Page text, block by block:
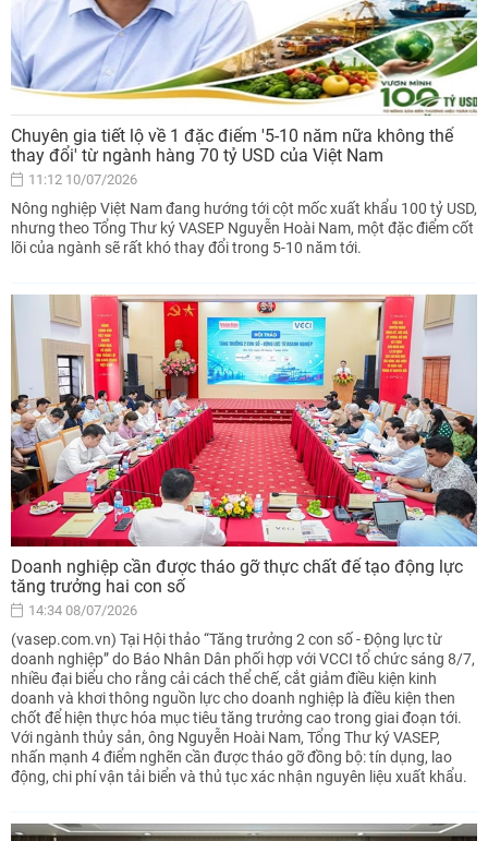
Chuyên gia tiết lộ về 1 đặc điểm '5-10 năm nữa không thể
thay đổi' từ ngành hàng 70 tỷ USD của Việt Nam
11:12 10/07/2026
Nông nghiệp Việt Nam đang hướng tới cột mốc xuất khẩu 100 tỷ USD,
nhưng theo Tổng Thư ký VASEP Nguyễn Hoài Nam, một đặc điểm cốt
lõi của ngành sẽ rất khó thay đổi trong 5-10 năm tới.
Doanh nghiệp cần được tháo gỡ thực chất để tạo động lực
tăng trưởng hai con số
14:34 08/07/2026
(vasep.com.vn) Tại Hội thảo “Tăng trưởng 2 con số - Động lực từ
doanh nghiệp” do Báo Nhân Dân phối hợp với VCCI tổ chức sáng 8/7,
nhiều đại biểu cho rằng cải cách thể chế, cắt giảm điều kiện kinh
doanh và khơi thông nguồn lực cho doanh nghiệp là điều kiện then
chốt để hiện thực hóa mục tiêu tăng trưởng cao trong giai đoạn tới.
Với ngành thủy sản, ông Nguyễn Hoài Nam, Tổng Thư ký VASEP,
nhấn mạnh 4 điểm nghẽn cần được tháo gỡ đồng bộ: tín dụng, lao
động, chi phí vận tải biển và thủ tục xác nhận nguyên liệu xuất khẩu.